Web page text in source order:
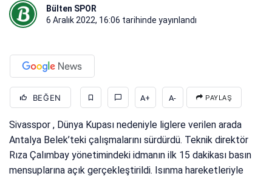
Bülten SPOR
6 Aralık 2022, 16:06 tarihinde yayınlandı
BEĞEN A+ A- PAYLAŞ
Sivasspor , Dünya Kupası nedeniyle liglere verilen arada
Antalya Belek’teki çalışmalarını sürdürdü. Teknik direktör
Rıza Çalımbay yönetimindeki idmanın ilk 15 dakikası basın
mensuplarına açık gerçekleştirildi. Isınma hareketleriyle